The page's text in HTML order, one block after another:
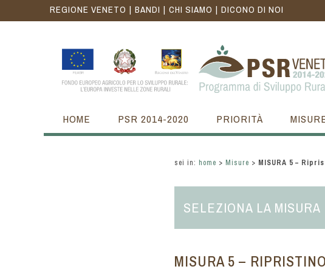
REGIONE VENETO BANDI CHI SIAMO DICONO DI NOI
HOME PSR 2014-2020 PRIORITÀ
sei in: home > Misure > MISURA 5 –
SELEZIONA LA MISURA
MISURA 5 –